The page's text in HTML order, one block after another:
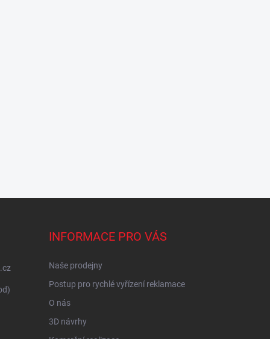
INFORMACE PRO VÁS
Naše prodejny
Postup pro rychlé vyřízení reklamace
O nás
3D návrhy